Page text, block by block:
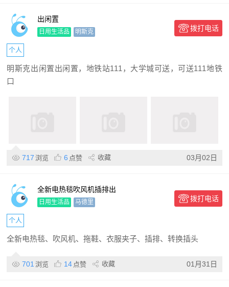
出闲置
日用生活品 明斯克 拨打电话
个人
明斯克出闲置出闲置，地铁站111，大学城可送，可送111地铁
口
717 浏览 6 点赞 收藏 03月02日
全新电热毯吹风机插排出
日用生活品 马德里 拨打电话
个人
全新电热毯、吹风机、拖鞋、衣服夹子、插排、转换插头
701 浏览 14 点赞 收藏 01月31日